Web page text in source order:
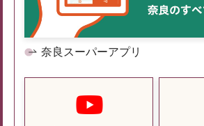
奈良スーパーアプリ